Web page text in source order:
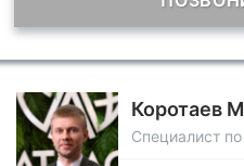
Коротаев
Специалист